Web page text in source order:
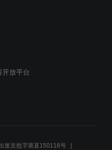
开放平台
发京批字第直150118号